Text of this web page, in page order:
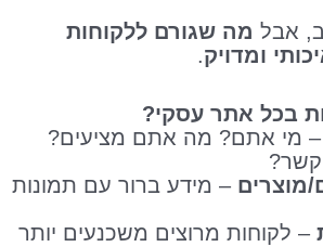
אבל מה שגורם ללקוחות
ומדויק.
בכל אתר עסקי?
– מי אתם? מה אתם מציעים?
קשר?
מוצרים – מידע ברור עם תמונות
– לקוחות מרוצים משכנעים יותר